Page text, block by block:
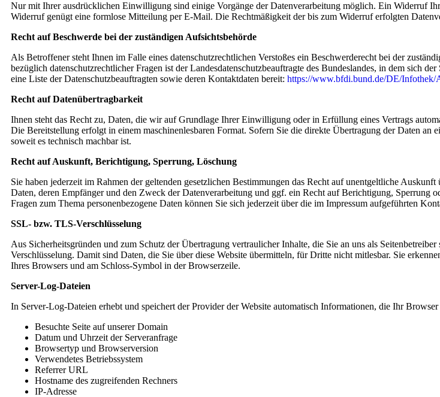
Nur mit Ihrer ausdrücklichen Einwilligung sind einige Vorgänge der Datenverarbeitung möglich. Ein Widerruf
Widerruf genügt eine formlose Mitteilung per E-Mail. Die Rechtmäßigkeit der bis zum Widerruf erfolgten
Recht auf Beschwerde bei der zuständigen Aufsichtsbehörde
Als Betroffener steht Ihnen im Falle eines datenschutzrechtlichen Verstoßes ein Beschwerderecht bei der
bezüglich datenschutzrechtlicher Fragen ist der Landesdatenschutzbeauftragte des Bundeslandes, in dem sich
eine Liste der Datenschutzbeauftragten sowie deren Kontaktdaten bereit: https://www.bfdi.bund.de/DE/Infothek/
Recht auf Datenübertragbarkeit
Ihnen steht das Recht zu, Daten, die wir auf Grundlage Ihrer Einwilligung oder in Erfüllung eines Vertrags
Die Bereitstellung erfolgt in einem maschinenlesbaren Format. Sofern Sie die direkte Übertragung der Daten an
soweit es technisch machbar ist.
Recht auf Auskunft, Berichtigung, Sperrung, Löschung
Sie haben jederzeit im Rahmen der geltenden gesetzlichen Bestimmungen das Recht auf unentgeltliche
Daten, deren Empfänger und den Zweck der Datenverarbeitung und ggf. ein Recht auf Berichtigung, Sperrung
Fragen zum Thema personenbezogene Daten können Sie sich jederzeit über die im Impressum aufgeführten
SSL- bzw. TLS-Verschlüsselung
Aus Sicherheitsgründen und zum Schutz der Übertragung vertraulicher Inhalte, die Sie an uns als
Verschlüsselung. Damit sind Daten, die Sie über diese Website übermitteln, für Dritte nicht mitlesbar. Sie
Ihres Browsers und am Schloss-Symbol in der Browserzeile.
Server-Log-Dateien
In Server-Log-Dateien erhebt und speichert der Provider der Website automatisch Informationen, die Ihr
Besuchte Seite auf unserer Domain
Datum und Uhrzeit der Serveranfrage
Browsertyp und Browserversion
Verwendetes Betriebssystem
Referrer URL
Hostname des zugreifenden Rechners
IP-Adresse